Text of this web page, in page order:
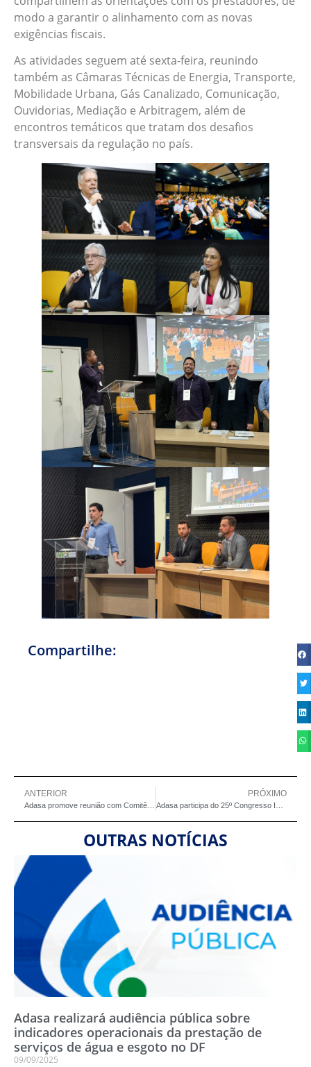
modo a garantir o alinhamento com as novas
exigências fiscais.
As atividades seguem até sexta-feira, reunindo
também as Câmaras Técnicas de Energia, Transporte,
Mobilidade Urbana, Gás Canalizado, Comunicação,
Ouvidorias, Mediação e Arbitragem, além de
encontros temáticos que tratam dos desafios
transversais da regulação no país.
Compartilhe:
ANTERIOR PRÓXIMO
OUTRAS NOTÍCIAS
Adasa realizará audiência pública sobre
indicadores operacionais da prestação de
serviços de água e esgoto no DF
09/09/2025